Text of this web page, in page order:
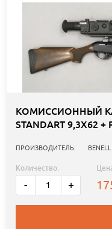
КОМИССИОННЫЙ
STANDART 9,3X62 +
ПРОИЗВОДИТЕЛЬ: BENELLI
Количество:
- +